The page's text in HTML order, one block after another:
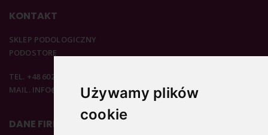
Używamy plików
cookie
KONTAKT
SKLEP PODOLOGICZNY
PODOSTORE
TEL. +48 602 537 894
MAIL. INFO@PODOSTORE.PL
DANE FIRMOWE